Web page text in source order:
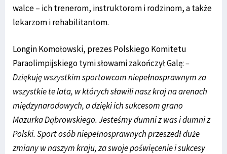
walce – ich trenerom, instruktorom i rodzinom, a także
lekarzom i rehabilitantom.
Longin Komołowski, prezes Polskiego Komitetu
Paraolimpijskiego tymi słowami zakończył Galę:–
Dziękuję wszystkim sportowcom niepełnosprawnym za
wszystkie te lata, w których sławili nasz kraj na arenach
międzynarodowych, a dzięki ich sukcesom grano
Mazurka Dąbrowskiego. Jesteśmy dumni z was i dumni z
Polski. Sport osób niepełnosprawnych przeszedł duże
zmiany w naszym kraju, za swoje poświęcenie i sukcesy